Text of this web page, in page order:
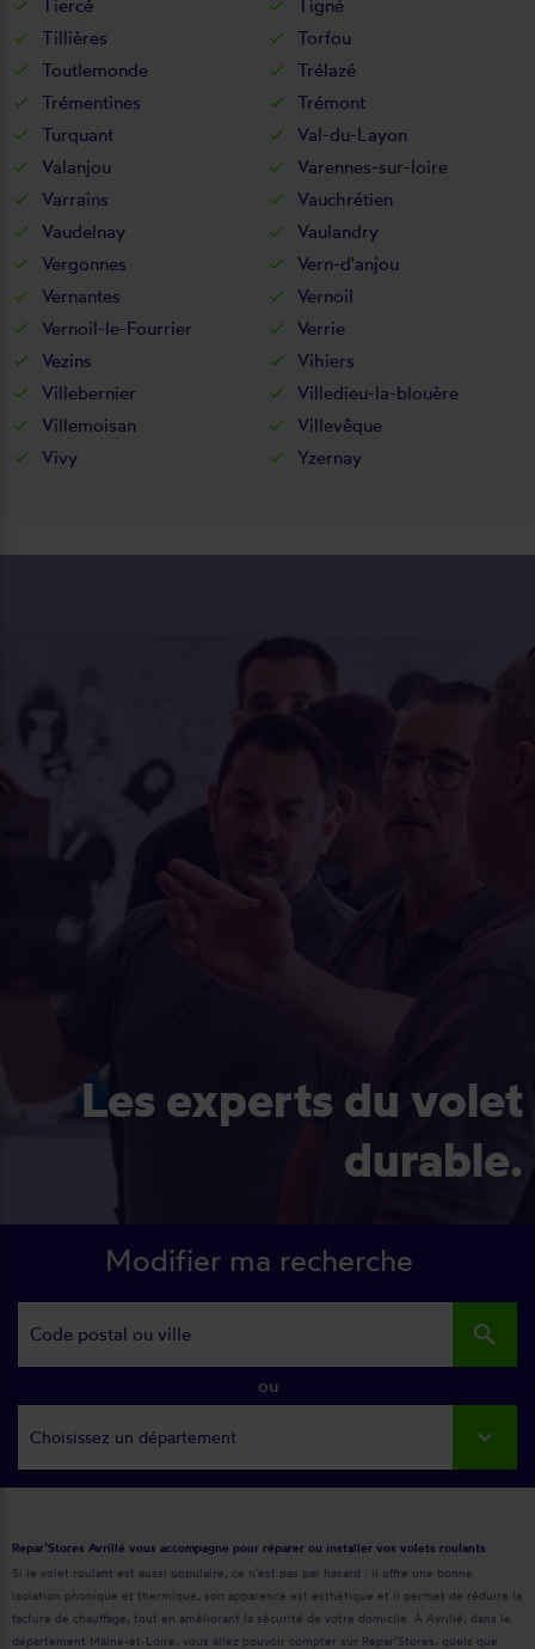
Tiercé
Tigné
Tillières
Torfou
Toutlemonde
Trélazé
Trémentines
Trémont
Turquant
Val-du-Layon
Valanjou
Varennes-sur-loire
Varrains
Vauchrétien
Vaudelnay
Vaulandry
Vergonnes
Vern-d'anjou
Vernantes
Vernoil
Vernoil-le-Fourrier
Verrie
Vezins
Vihiers
Villebernier
Villedieu-la-blouère
Villemoisan
Villevêque
Vivy
Yzernay
Les experts du volet
durable.
Modifier ma recherche
search
ou
Choisissez un département
Repar’Stores Avrillé vous accompagne pour réparer ou installer vos volets roulants
Si le volet roulant est aussi populaire, ce n’est pas par hasard : il offre une bonne
isolation phonique et thermique, son apparence est esthétique et il permet de réduire la
facture de chauffage, tout en améliorant la sécurité de votre domicile. À Avrillé, dans le
département Maine-et-Loire, vous allez pouvoir compter sur Repar’Stores, quels que